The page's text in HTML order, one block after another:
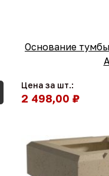
Основание
Цена за шт.:
2 498,00 ₽